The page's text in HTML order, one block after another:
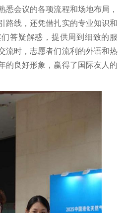
悉会议的各项流程和场地布局，
路线，还凭借扎实的专业知识和
答疑解惑，提供周到细致的服
流时，志愿者们流利的外语和热
的良好形象，赢得了国际友人的